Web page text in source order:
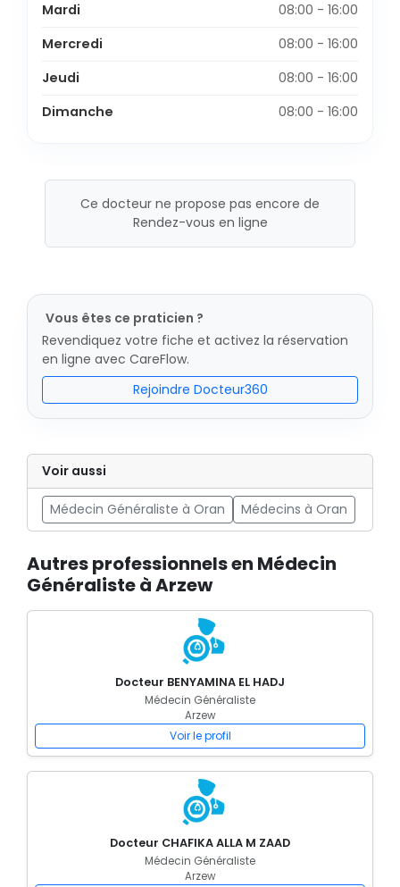
Mardi
08:00 - 16:00
Mercredi
08:00 - 16:00
Jeudi
08:00 - 16:00
Dimanche
08:00 - 16:00
Ce docteur ne propose pas encore de
Rendez-vous en ligne
Vous êtes ce praticien ?
Revendiquez votre fiche et activez la réservation
en ligne avec CareFlow.
Rejoindre Docteur360
Voir aussi
Médecin Généraliste à Oran Médecins à Oran
Autres professionnels en Médecin
Généraliste à Arzew
Docteur BENYAMINA EL HADJ
Médecin Généraliste
Arzew
Voir le profil
Docteur CHAFIKA ALLA M ZAAD
Médecin Généraliste
Arzew